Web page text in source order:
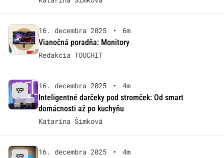
16. decembra 2025 •
6m
Vianočná poradňa: Monitory
Redakcia TOUCHIT
16. decembra 2025 •
4m
Inteligentné darčeky pod stromček: Od smart
domácnosti až po kuchyňu
Katarína Šimková
16. decembra 2025 •
4m